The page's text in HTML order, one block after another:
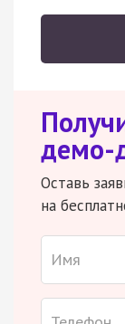
демо-
Оставь
на